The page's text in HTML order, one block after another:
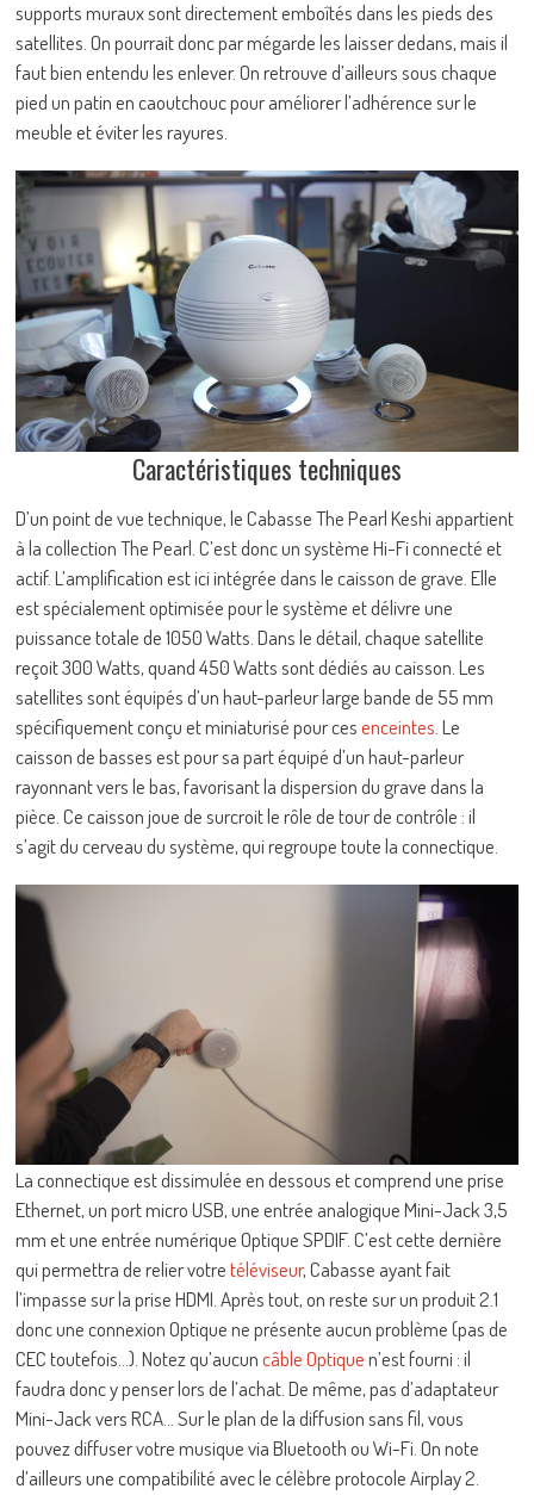
supports muraux sont directement emboîtés dans les pieds des
satellites. On pourrait donc par mégarde les laisser dedans, mais il
faut bien entendu les enlever. On retrouve d’ailleurs sous chaque
pied un patin en caoutchouc pour améliorer l’adhérence sur le
meuble et éviter les rayures.
Caractéristiques techniques
D’un point de vue technique, le Cabasse The Pearl Keshi appartient
à la collection The Pearl. C’est donc un système Hi-Fi connecté et
actif. L’amplification est ici intégrée dans le caisson de grave. Elle
est spécialement optimisée pour le système et délivre une
puissance totale de 1050 Watts. Dans le détail, chaque satellite
reçoit 300 Watts, quand 450 Watts sont dédiés au caisson. Les
satellites sont équipés d’un haut-parleur large bande de 55 mm
spécifiquement conçu et miniaturisé pour cesenceintes . Le
caisson de basses est pour sa part équipé d’un haut-parleur
rayonnant vers le bas, favorisant la dispersion du grave dans la
pièce. Ce caisson joue de surcroit le rôle de tour de contrôle : il
s’agit du cerveau du système, qui regroupe toute la connectique.
La connectique est dissimulée en dessous et comprend une prise
Ethernet, un port micro USB, une entrée analogique Mini-Jack 3,5
mm et une entrée numérique Optique SPDIF. C’est cette dernière
qui permettra de relier votretéléviseur, Cabasse ayant fait
l’impasse sur la prise HDMI. Après tout, on reste sur un produit 2.1
donc une connexion Optique ne présente aucun problème (pas de
CEC toutefois…). Notez qu’aucuncâble Optiquen’est fourni : il
faudra donc y penser lors de l’achat. De même, pas d’adaptateur
Mini-Jack vers RCA… Sur le plan de la diffusion sans fil, vous
pouvez diffuser votre musique via Bluetooth ou Wi-Fi. On note
d’ailleurs une compatibilité avec le célèbre protocole Airplay 2.